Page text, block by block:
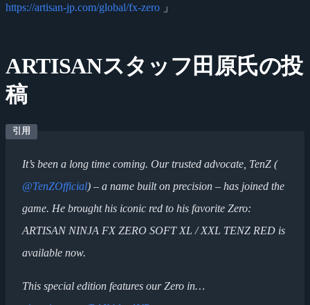
https://artisan-jp.com/global/fx-zero 」
ARTISANスタッフ田原氏の投
稿
It’s been a long time coming. Our trusted advocate, TenZ (
@TenZOfficial) – a name built on precision – has joined the
game. He brought his iconic red to his favorite Zero:
ARTISAN NINJA FX ZERO SOFT XL / XXL TENZ RED is
available now.
This special edition features our Zero in…